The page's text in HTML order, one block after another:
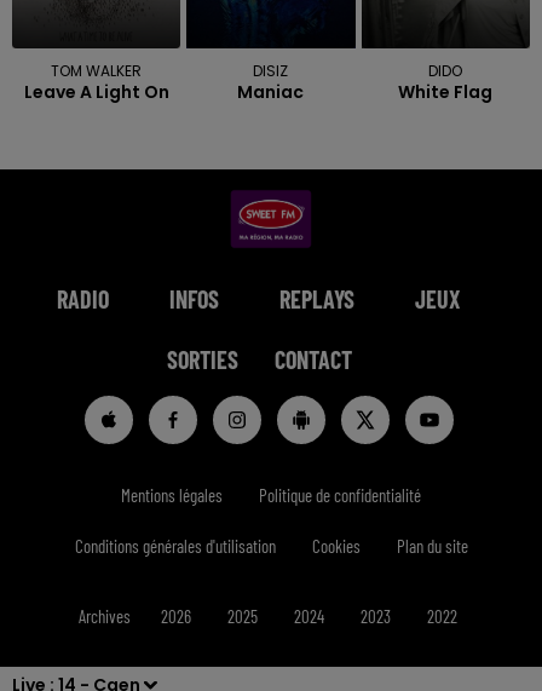
Live : 14 - Caen
TOM WALKER
Leave A Light On
DISIZ
Maniac
DIDO
White Flag
RADIO INFOS REPLAYS JEUX
SORTIES CONTACT
Mentions légales Politique de confidentialité
Conditions générales d'utilisation Cookies Plan du site
Archives 2026 2025 2024 2023 2022